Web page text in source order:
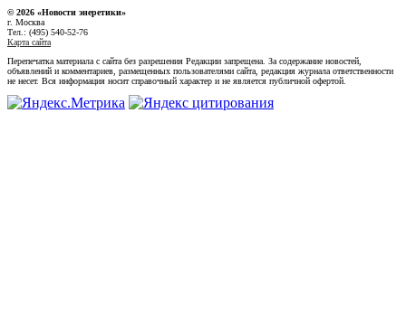
© 2026 «Новости энеретики»
г. Москва
Тел.: (495) 540-52-76
Карта сайта
Перепечатка материала с сайта без разрешения Редакции запрещена. За содержание новостей,
объявлений и комментариев, размещенных пользователями сайта, редакция журнала ответственности
не несет. Вся информация носит справочный характер и не является публичной офертой.